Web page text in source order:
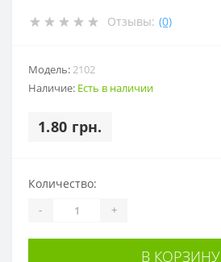
Отзывы: (0)
Модель:2102
Наличие: Есть в наличии
1.80 грн.
Количество:
- +
В КОРЗИНУ